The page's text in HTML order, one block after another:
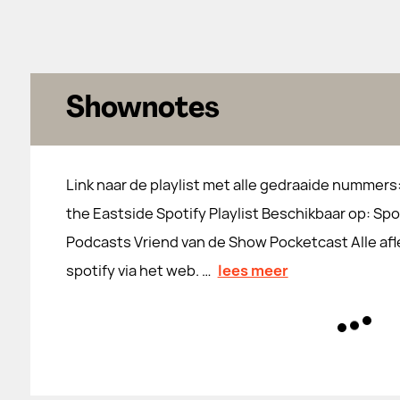
Shownotes
Link naar de playlist met alle gedraaide
the Eastside Spotify Playlist Beschikbaar op:
Podcasts Vriend van de Show Pocketcast Alle
spotify via het web. … lees meer